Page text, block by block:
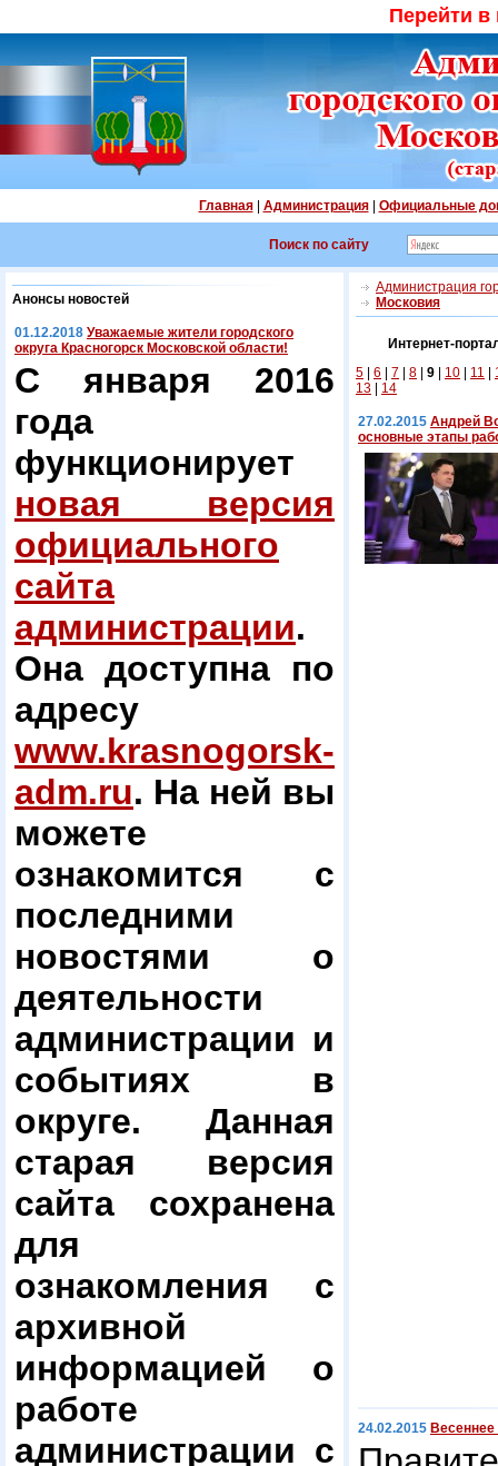
Перейти
Главная| Администрация| Официальные
Поиск по сайту
Анонсы новостей
01.12.2018 Уважаемые жители городского
округа Красногорск Московской области!
С января 2016
года
функционирует
новая версия
официального
сайта
администрации.
Она доступна по
адресу
www.krasnogorsk-
adm.ru. На ней вы
можете
ознакомится с
последними
новостями о
деятельности
администрации и
событиях в
округе. Данная
старая версия
сайта сохранена
для
ознакомления с
архивной
информацией о
работе
администрации с
Администрация
Московия
Интернет-
5
6 7 8 9 10 11
13
14
27.02.2015 Андрей
основные этапы
24.02.2015